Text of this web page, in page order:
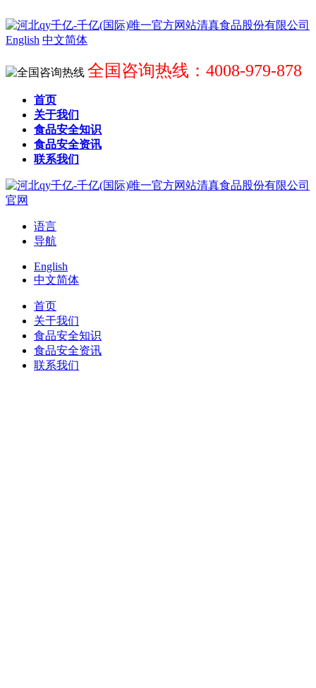
English 中文简体
全国咨询热线：4008-979-878
首页
关于我们
食品安全知识
食品安全资讯
联系我们
语言
导航
English
中文简体
首页
关于我们
食品安全知识
食品安全资讯
联系我们